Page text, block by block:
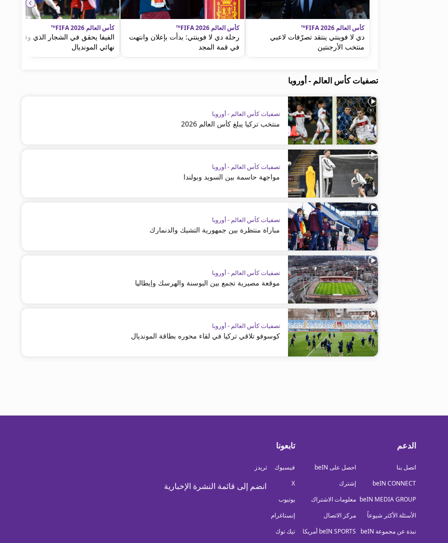
كأس العالم FIFA 2026™
دي لا فوينتي ينتقد تصرّفات لاعبي
منتخب الأرجنتين
كأس العالم FIFA 2026™
رحلة دي لا فوينتي: بدأت بإعلان وانتهت
في قمة المجد
كأس العالم FIFA 2026™
الفيفا يحقق في الشجار الذي وقع عقب
نهائي المونديال
تصفيات كأس العالم - أوروبا
تصفيات كأس العالم - أوروبا
منتخب تركيا يبلغ كأس العالم 2026
تصفيات كأس العالم - أوروبا
مواجهة حاسمة بين السويد وبولندا
تصفيات كأس العالم - أوروبا
مباراة منتظرة بين جمهورية التشيك والدنمارك
تصفيات كأس العالم - أوروبا
موقعة مصيرية تجمع بين البوسنة والهرسك وإيطاليا
تصفيات كأس العالم - أوروبا
كوسوفو تلاقي تركيا في لقاء محوره بطاقة المونديال
الدعم
اتصل بنا
beIN CONNECT
beIN MEDIA GROUP
الأسئلة الأكثر شيوعاً
نبذة عن مجموعة beIN
احصل على beIN
إشترك
معلومات الاشتراك
مركز الاتصال
beIN SPORTS أمريكا
تابعونا
فيسبوك
X
يوتيوب
إنستاغرام
تيك توك
ثريدز
انضم إلى قائمة النشرة الإخبارية